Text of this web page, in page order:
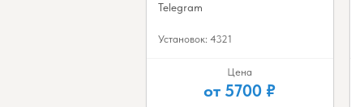
Telegram
Установок: 4321
Цена
от 5700 ₽